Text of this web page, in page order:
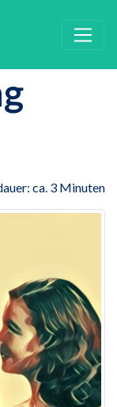
ca. 3 Minuten